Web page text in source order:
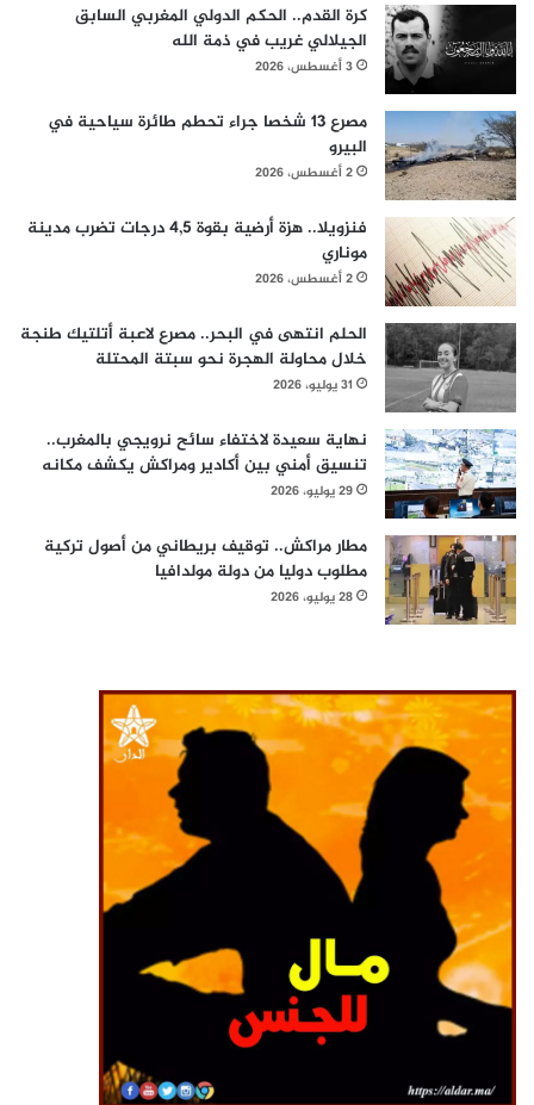
كرة القدم.. الحكم الدولي المغربي السابق
الجيلالي غريب في ذمة الله
3 أغسطس، 2026
مصرع 13 شخصا جراء تحطم طائرة سياحية في
البيرو
2 أغسطس، 2026
فنزويلا.. هزة أرضية بقوة 4,5 درجات تضرب مدينة
موناري
2 أغسطس، 2026
الحلم انتهى في البحر.. مصرع لاعبة أتلتيك طنجة
خلال محاولة الهجرة نحو سبتة المحتلة
31 يوليو، 2026
نهاية سعيدة لاختفاء سائح نرويجي بالمغرب..
تنسيق أمني بين أكادير ومراكش يكشف مكانه
29 يوليو، 2026
مطار مراكش.. توقيف بريطاني من أصول تركية
مطلوب دوليا من دولة مولدافيا
28 يوليو، 2026